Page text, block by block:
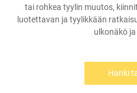
tai rohkea tyylin muutos,
luotettavan ja tyylikkään
ulkonäkö
Hanki